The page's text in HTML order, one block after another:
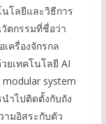
โลยีและวิธีการ
ตกรรมที่ชื่อว่า
ครื่องจักรกล
ยเทคโนโลยี AI
system
ำไปติดตั้งกับถัง
ามอิสระกับตัว